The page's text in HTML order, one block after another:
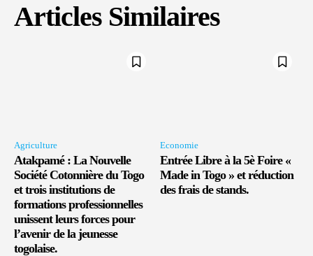
Articles Similaires
Agriculture
Atakpamé : La Nouvelle
Société Cotonnière du Togo
et trois institutions de
formations professionnelles
unissent leurs forces pour
l’avenir de la jeunesse
togolaise.
Economie
Entrée Libre à la 5è Foire «
Made in Togo » et réduction
des frais de stands.